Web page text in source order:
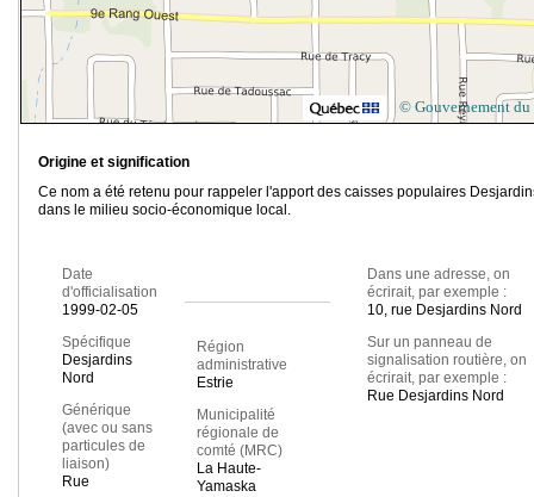
© Gouvernement du
Origine et signification
Ce nom a été retenu pour rappeler l'apport des caisses populaires
dans le milieu socio-économique local.
Date
d'officialisation
1999-02-05
Spécifique
Desjardins
Nord
Générique
(avec ou sans
particules de
liaison)
Rue
Région
administrative
Estrie
Municipalité
régionale de
comté (MRC)
La Haute-
Yamaska
Dans une adresse, on
écrirait, par exemple :
10, rue Desjardins Nord
Sur un panneau de
signalisation routière, on
écrirait, par exemple :
Rue Desjardins Nord